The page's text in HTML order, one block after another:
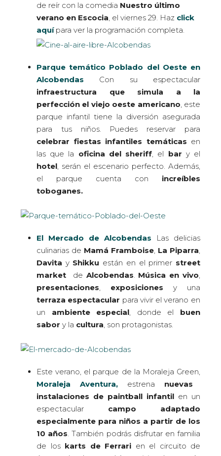
de reír con la comedia Nuestro último
verano en Escocia, el viernes 29. Haz click
aquí para ver la programación completa.
Parque temático Poblado del Oeste en
Alcobendas Con su espectacular
infraestructura que simula a la
perfección el viejo oeste americano, este
parque infantil tiene la diversión asegurada
para tus niños. Puedes reservar para
celebrar fiestas infantiles temáticas en
las que la oficina del sheriff, el bar y el
hotel, serán el escenario perfecto. Además,
el parque cuenta con increíbles
toboganes.
El Mercado de Alcobendas
Las delicias
culinarias de Mamá Framboise, La Piparra,
Davita y Shikku están en el primer street
market de Alcobendas. Música en vivo,
presentaciones, exposiciones y una
terraza espectacular para vivir el verano en
un ambiente especial, donde el buen
sabor y la cultura, son protagonistas.
Este verano, el parque de la Moraleja Green,
Moraleja Aventura, estrena nuevas
instalaciones de paintball infantil en un
espectacular campo adaptado
especialmente para niños a partir de los
10 años. También podrás disfrutar en familia
de loskarts de Ferrari en el circuito de